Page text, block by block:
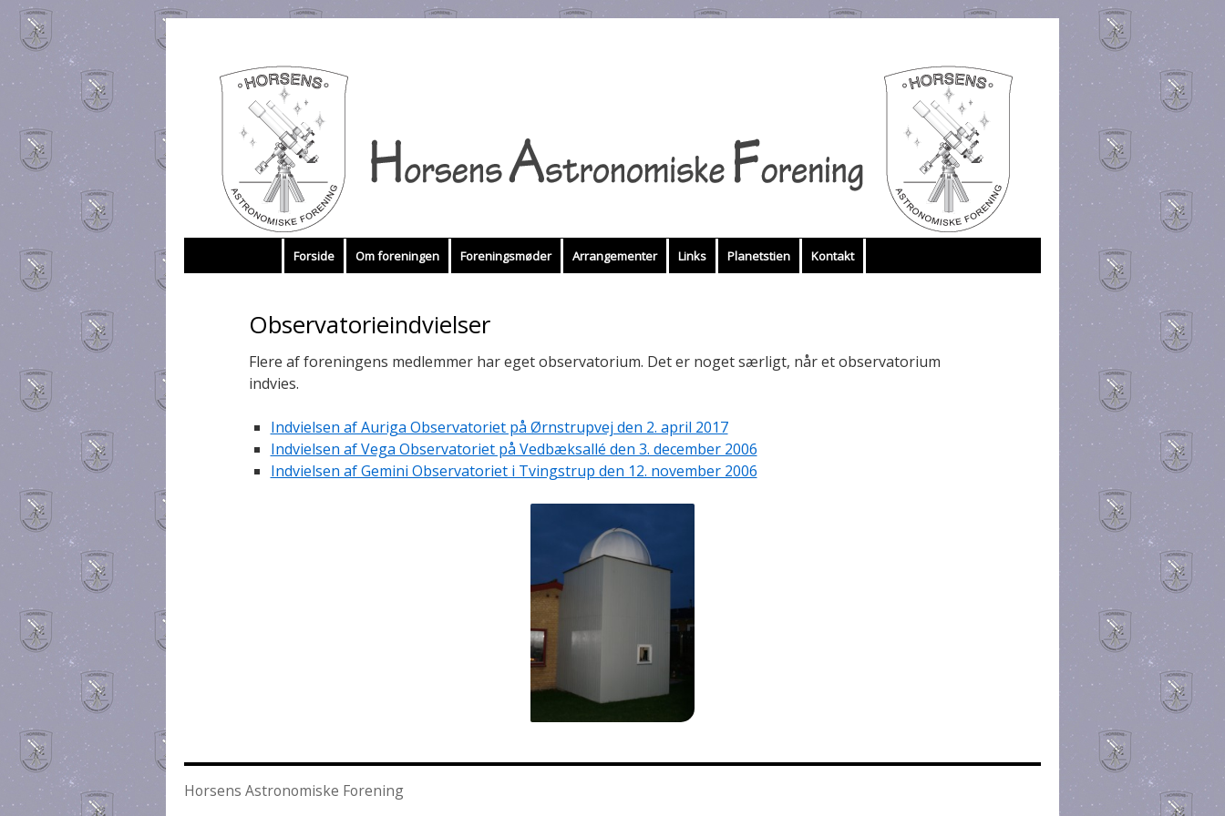
Forside Om foreningen Foreningsmøder Arrangementer Links Planetstien Kontakt
Observatorieindvielser
Flere af foreningens medlemmer har eget observatorium. Det er noget særligt, når et observatorium
indvies.
Indvielsen af Auriga Observatoriet på Ørnstrupvej den 2. april 2017
Indvielsen af Vega Observatoriet på Vedbæksallé den 3. december 2006
Indvielsen af Gemini Observatoriet i Tvingstrup den 12. november 2006
Horsens Astronomiske Forening